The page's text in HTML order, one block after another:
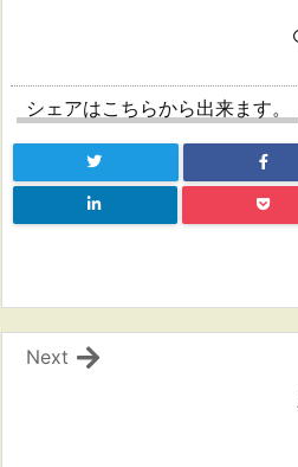
シェアはこちらから出来ます。
Next